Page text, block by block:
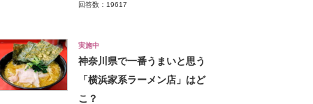
回答数：19617
実施中
神奈川県で一番うまいと思う
「横浜家系ラーメン店」はど
こ？